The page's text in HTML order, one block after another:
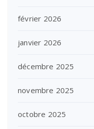
février 2026
janvier 2026
décembre 2025
novembre 2025
octobre 2025